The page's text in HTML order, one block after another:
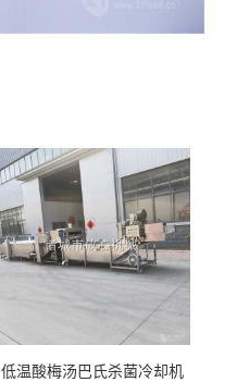
低温酸梅汤巴氏杀菌冷却机